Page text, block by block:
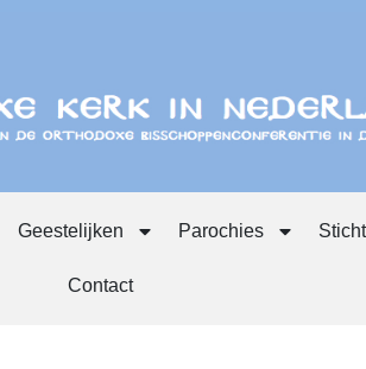
Geestelijken Parochies
Contact